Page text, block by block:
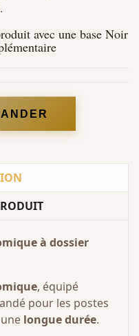
.
avec une base Noir
à dossier
, équipé
pour les postes
longue durée.